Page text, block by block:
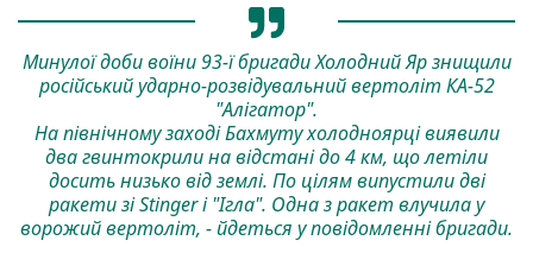
Минулої доби воїни 93-ї бригади Холодний Яр знищили
російський ударно-розвідувальний вертоліт КА-52
"Алігатор".
На північному заході Бахмуту холодноярці виявили
два гвинтокрили на відстані до 4 км, що летіли
досить низько від землі. По цілям випустили дві
ракети зі Stinger і "Ігла". Одна з ракет влучила у
ворожий вертоліт, - йдеться у повідомленні бригади.